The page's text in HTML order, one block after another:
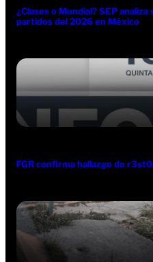
¿Clases o Mundial? SEP
partidos del 2026 en México
FGR confirma hallazgo de